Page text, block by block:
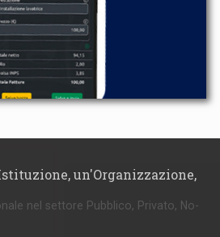
un'Organizzazione,
nel settore Pubblico, Privato, No-